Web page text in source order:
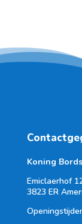
Koning
Emiclaerhof
3823 ER